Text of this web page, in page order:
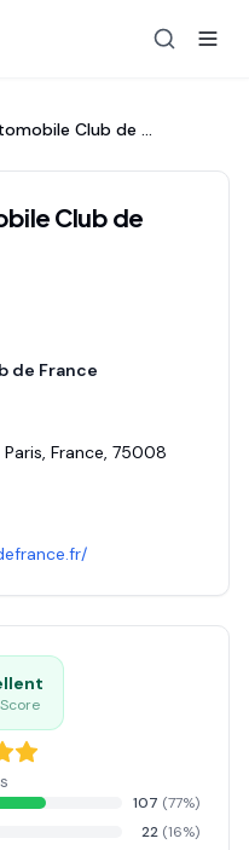
Club de France
Club de
de France
France, 75008
107 (77%)
22 (16%)